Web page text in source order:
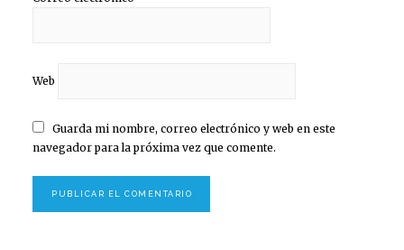
Web
Guarda mi nombre, correo electrónico y web en este
navegador para la próxima vez que comente.